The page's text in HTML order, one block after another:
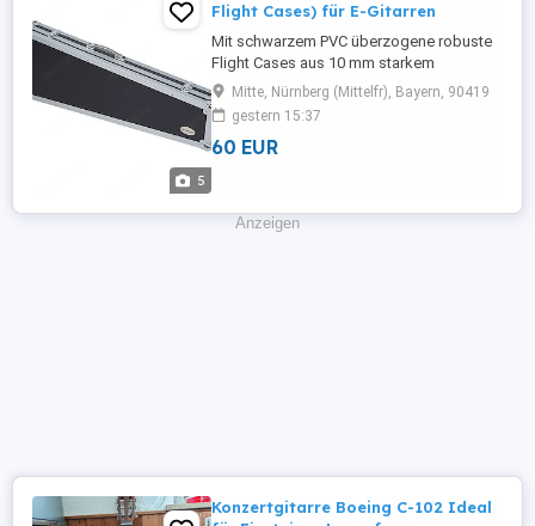
5
Flight Cases) für E-Gitarren
Mit schwarzem PVC überzogene robuste
Flight Cases aus 10 mm starkem
Sperrholz, weicher
Schaumstoffpolsterung,
Noppenschaumpolster im Deckel,
stabiler, breiter Halsauflage, handlichen
Kugelecken, 2 Butterfly-Schlössern, 3
robusten Scharnieren, ...
Mitte, Nürnberg (Mittelfr), Bayern, 90419
gestern 15:37
60 EUR
Anzeigen
Konzertgitarre Boeing C-102 Ideal